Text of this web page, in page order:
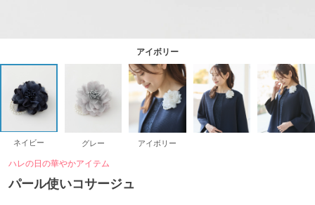
アイボリー
ネイビー グレー アイボリー
ハレの日の華やかアイテム
パール使いコサージュ